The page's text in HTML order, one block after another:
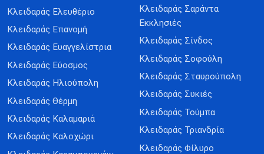
Κλειδαράς Ελευθέριο
Κλειδαράς Επανομή
Κλειδαράς Ευαγγελίστρια
Κλειδαράς Εύοσμος
Κλειδαράς Ηλιούπολη
Κλειδαράς Θέρμη
Κλειδαράς Καλαμαριά
Κλειδαράς Καλοχώρι
Κλειδαράς Σαράντα
Εκκλησιές
Κλειδαράς Σίνδος
Κλειδαράς Σοφούλη
Κλειδαράς Σταυρούπολη
Κλειδαράς Συκιές
Κλειδαράς Τούμπα
Κλειδαράς Τριανδρία
Κλειδαράς Φίλυρο